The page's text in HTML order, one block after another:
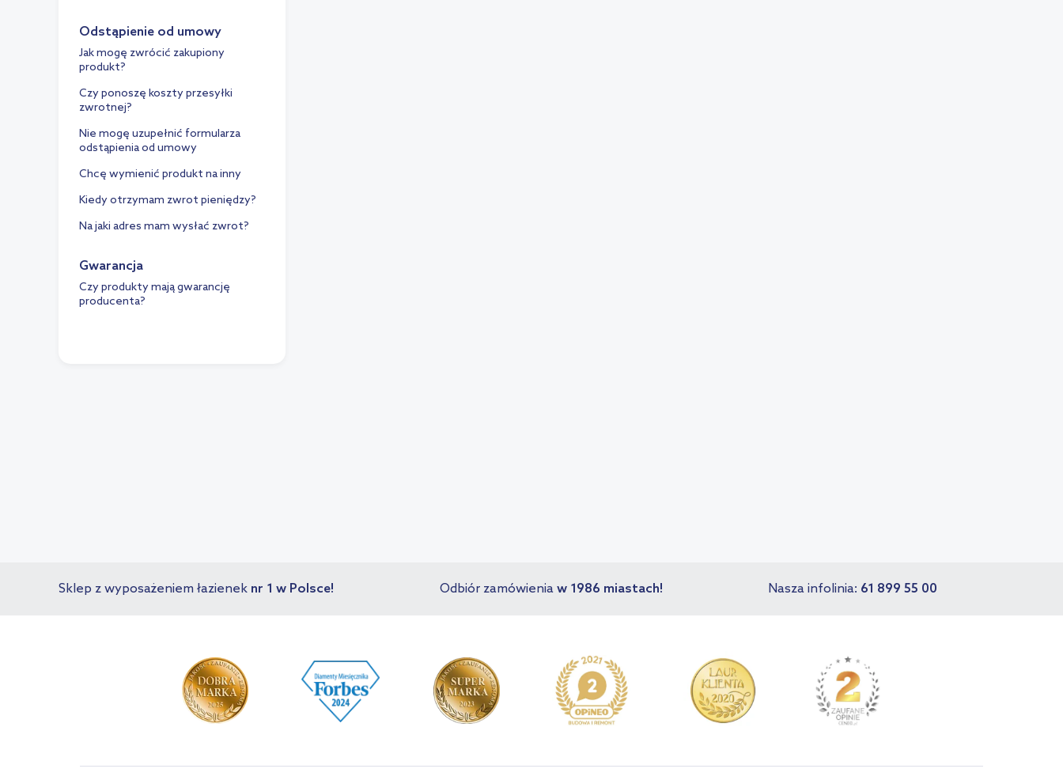
Odstąpienie od umowy
Jak mogę zwrócić zakupiony
produkt?
Czy ponoszę koszty przesyłki
zwrotnej?
Nie mogę uzupełnić formularza
odstąpienia od umowy
Chcę wymienić produkt na inny
Kiedy otrzymam zwrot pieniędzy?
Na jaki adres mam wysłać zwrot?
Gwarancja
Czy produkty mają gwarancję
producenta?
Sklep z wyposażeniem łazienek nr 1 w Polsce! Odbiór zamówienia w 1986 miastach! Nasza infolinia: 61 899 55 00